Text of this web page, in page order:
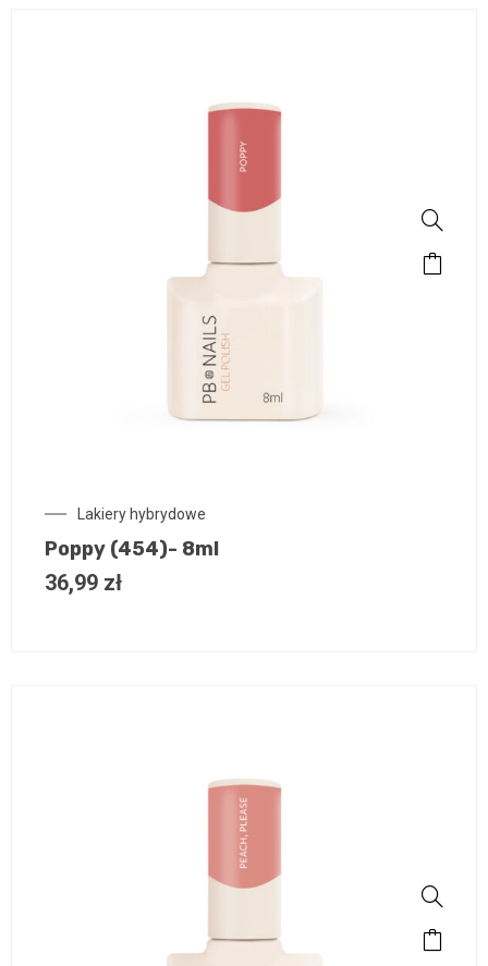
Lakiery hybrydowe
Poppy (454)- 8ml
36,99 zł